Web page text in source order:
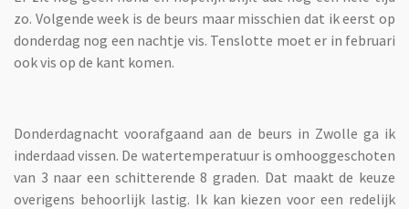
zo. Volgende week is de beurs maar misschien dat ik eerst op
donderdag nog een nachtje vis. Tenslotte moet er in februari
ook vis op de kant komen.
Donderdagnacht voorafgaand aan de beurs in Zwolle ga ik
inderdaad vissen. De watertemperatuur is omhooggeschoten
van 3 naar een schitterende 8 graden. Dat maakt de keuze
overigens behoorlijk lastig. Ik kan kiezen voor een redelijk